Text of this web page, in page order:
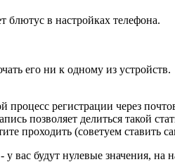
блютус в настройках телефона.
его ни к одному из устройств.
регистрации через
позволяет делиться такой
проходить (советуем ставить
вас будут нулевые значения,